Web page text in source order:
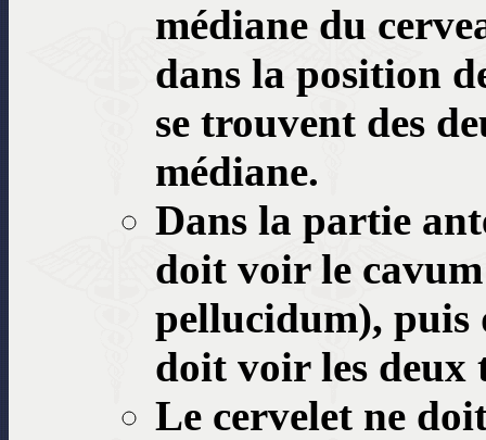
médiane du
dans la position
se trouvent des
médiane.
Dans la partie
doit voir le
pellucidum), puis
doit voir les deux
Le cervelet ne